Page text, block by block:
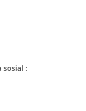
sosial :